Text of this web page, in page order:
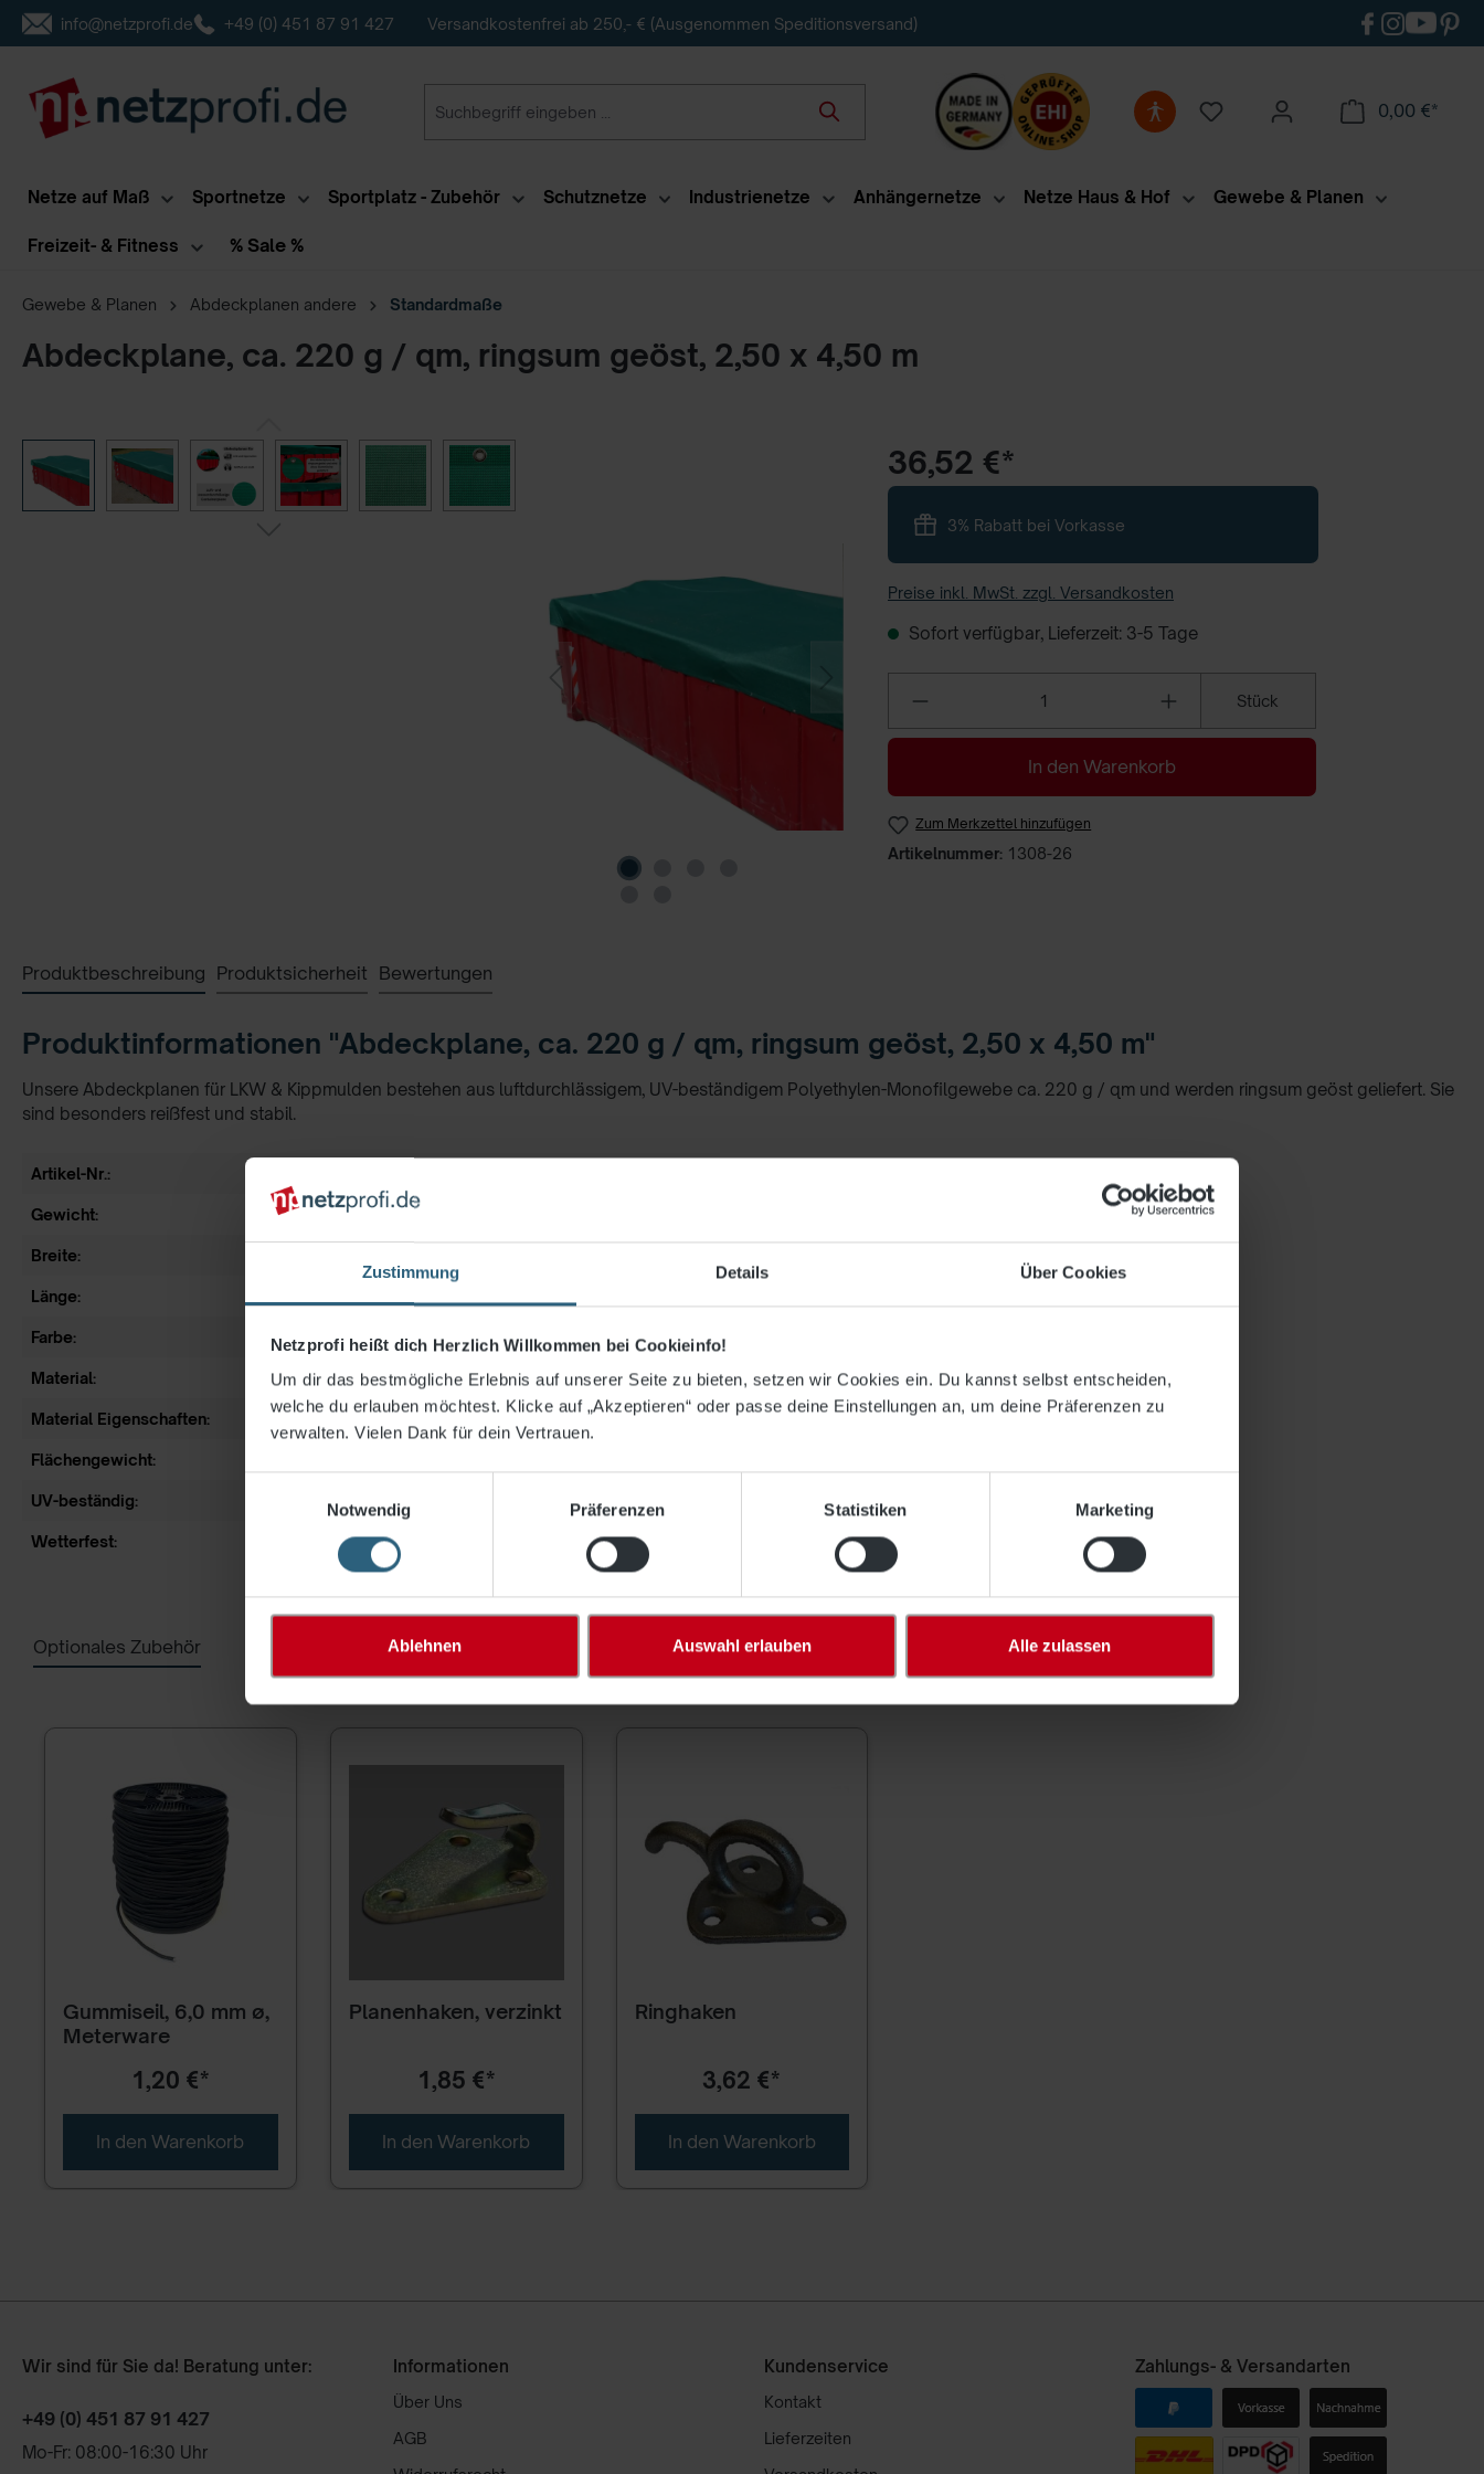
Zustimmung Details Über Cookies
Netzprofi heißt dich Herzlich Willkommen bei Cookieinfo!
Um dir das bestmögliche Erlebnis auf unserer Seite zu bieten, setzen wir Cookies ein. Du kannst selbst entscheiden,
welche du erlauben möchtest. Klicke auf „Akzeptieren“ oder passe deine Einstellungen an, um deine Präferenzen zu
verwalten. Vielen Dank für dein Vertrauen.
Notwendig
Präferenzen Statistiken Marketing
Ablehnen Auswahl erlauben Alle zulassen
springen
info@netzprofi.de +49 (0) 451 87 91 427 Versandkostenfrei ab 250,- € (Ausgenommen Speditionsversand)
0,00 €*
Netze auf Maß Sportnetze Sportplatz - Zubehör Schutznetze Industrienetze Anhängernetze Netze Haus & Hof Gewebe & Planen
Freizeit- & Fitness % Sale %
Gewebe & Planen Abdeckplanen andere Standardmaße
Abdeckplane, ca. 220 g / qm, ringsum geöst, 2,50 x 4,50 m
36,52 €*
3% Rabatt bei Vorkasse
Preise inkl. MwSt. zzgl. Versandkosten
Sofort verfügbar, Lieferzeit: 3-5 Tage
Stück
In den Warenkorb
Zum Merkzettel hinzufügen
Artikelnummer: 1308-26
Produktbeschreibung Produktsicherheit Bewertungen
Produktinformationen "Abdeckplane, ca. 220 g / qm, ringsum geöst, 2,50 x 4,50 m"
Unsere Abdeckplanen für LKW & Kippmulden bestehen aus luftdurchlässigem, UV-beständigem Polyethylen-Monofilgewebe ca. 220 g / qm und werden ringsum geöst geliefert. Sie
sind besonders reißfest und stabil.
Artikel-Nr.:
Gewicht:
Breite:
Länge:
Farbe: grün
Material: Polyethylen Monofilgewebe
Material Eigenschaften:
Flächengewicht:
UV-beständig: ja
Wetterfest: ja
Optionales Zubehör
Gummiseil, 6,0 mm ø,
Meterware
1,20 €*
In den Warenkorb
Planenhaken, verzinkt
1,85 €*
In den Warenkorb
Ringhaken
3,62 €*
In den Warenkorb
Wir sind für Sie da! Beratung unter:
+49 (0) 451 87 91 427
Mo-Fr: 08:00-16:30 Uhr
Informationen
Über Uns
AGB
Kundenservice
Kontakt
Lieferzeiten
Zahlungs- & Versandarten